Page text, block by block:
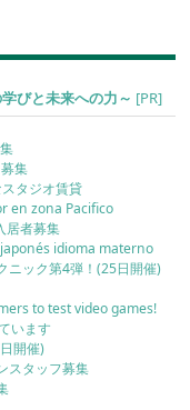
びと未来への力～ [PR]
集
タジオ賃貸
en zona Pacifico
居者募集
idioma materno
ニック第4弾！(25日開催)
to test video games!
います
開催)
スタッフ募集